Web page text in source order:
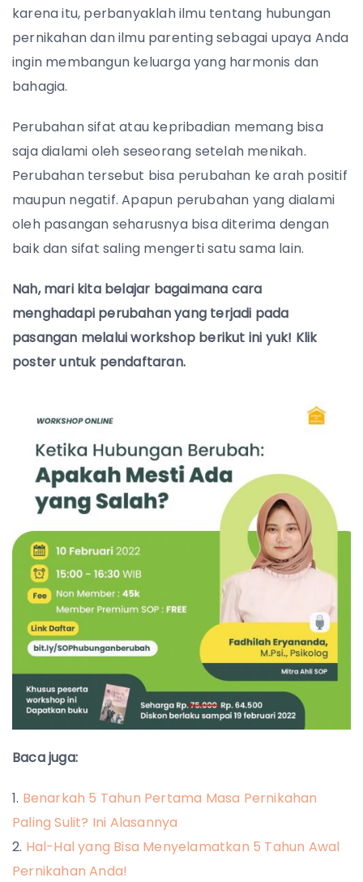
karena itu, perbanyaklah ilmu tentang hubungan
pernikahan dan ilmu parenting sebagai upaya Anda
ingin membangun keluarga yang harmonis dan
bahagia.
Perubahan sifat atau kepribadian memang bisa
saja dialami oleh seseorang setelah menikah.
Perubahan tersebut bisa perubahan ke arah positif
maupun negatif. Apapun perubahan yang dialami
oleh pasangan seharusnya bisa diterima dengan
baik dan sifat saling mengerti satu sama lain.
Nah, mari kita belajar bagaimana cara
menghadapi perubahan yang terjadi pada
pasangan melalui workshop berikut ini yuk! Klik
poster untuk pendaftaran.
Baca juga:
Benarkah 5 Tahun Pertama Masa Pernikahan
Paling Sulit? Ini Alasannya
Hal-Hal yang Bisa Menyelamatkan 5 Tahun Awal
Pernikahan Anda!